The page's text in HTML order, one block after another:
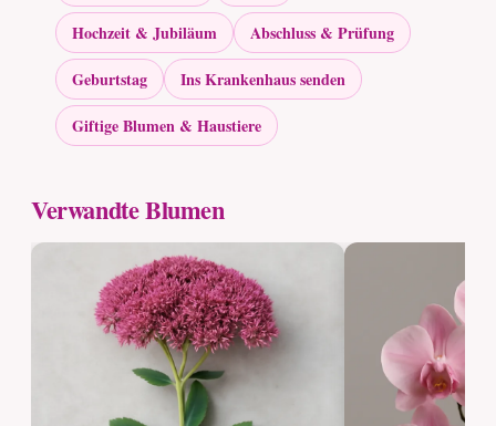
Hochzeit & Jubiläum
Abschluss & Prüfung
Geburtstag
Ins Krankenhaus senden
Giftige Blumen & Haustiere
Verwandte Blumen